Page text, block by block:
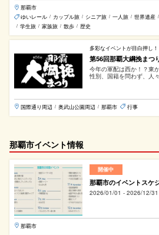
那覇市
ゆいレール / カップル旅 / シニア旅 / 一人旅 / 世界遺産 /
/ 学生旅 / 家族旅 / 散歩 / 歴史
多彩なイベントが目白押し！
第56回那覇大綱挽まつ
今年の軍配は西か！？東
性別、国籍を問わず、人
国際通り周辺 / 奥武山公園周辺 / 那覇市 行事
那覇市イベント情報
開催中
那覇市のイベントスケ
2026/01/01 - 2026/12/31
那覇市